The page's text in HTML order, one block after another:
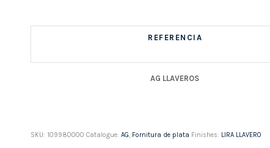
REFERENCIA
AG LLAVEROS
SKU: 109980000 Catalogue: AG, Fornitura de plata Finishes: LIRA LLAVERO